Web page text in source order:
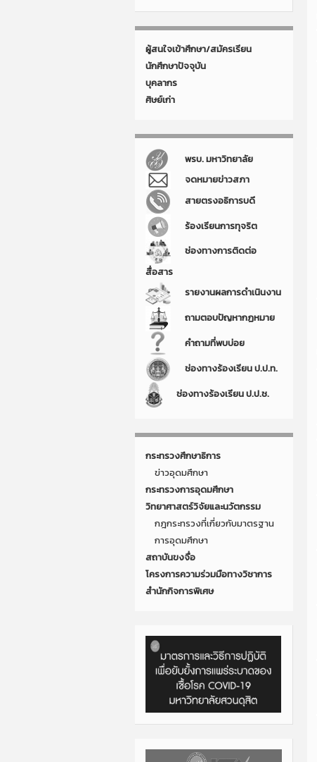
ผู้สนใจเข้าศึกษา/สมัครเรียน
นักศึกษาปัจจุบัน
บุคลากร
ศิษย์เก่า
พรบ. มหาวิทยาลัย
จดหมายข่าวสภา
สายตรงอธิการบดี
ร้องเรียนการทุจริต
ช่องทางการติดต่อ
สื่อสาร
รายงานผลการดำเนินงาน
ถามตอบปัญหากฏหมาย
คำถามที่พบบ่อย
ช่องทางร้องเรียน ป.ป.ท.
ช่องทางร้องเรียน ป.ป.ช.
กระทรวงศึกษาธิการ
ข่าวอุดมศึกษา
กระทรวงการอุดมศึกษา
วิทยาศาสตร์วิจัยและนวัตกรรม
กฎกระทรวงที่เกี่ยวกับมาตรฐาน
การอุดมศึกษา
สถาบันขงจื่อ
โครงการความร่วมมือทางวิชาการ
สำนักกิจการพิเศษ